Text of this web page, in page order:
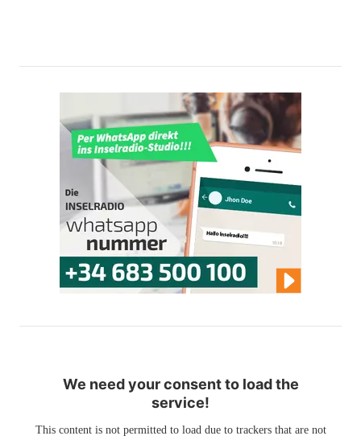
We need your consent to load the
service!
This content is not permitted to load due to trackers that are not